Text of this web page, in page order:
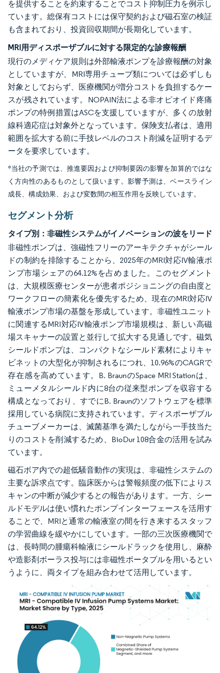
を提供することを約束することでコスト抑制圧力を例示し
ています。総保有コストには保守契約および磁石室の検証
も含まれており、投資回収期間が長期化しています。
MRI用ディスポーザブルに対する限定的な診療報酬
現行のメディケア規則は外部輸液ポンプを診療報酬の対象
としていますが、MRI専用チューブ類については必ずしも
対象としておらず、医療機関が増分コストを負担するケー
スが残されています。NOPAIN法による非オピオイド疼痛
ポンプの特例措置はASCを支援していますが、多くの放射
線科適応症は対象外となっています。保険支払者は、適用
範囲を拡大する前に手技レベルのコスト削減を証明するデ
ータを要求しています。
*当社の予測では、推進要因および抑制要因の影響を加算的ではな
く方向性のあるものとして扱います。影響予測は、ベースライン
成長、構成効果、および変数間の相互作用を反映しています。
セグメント分析
タイプ別：非磁性システムがイノベーションの波をリード
非磁性ポンプは、強磁性フリーのアーキテクチャがシール
ドの制約を排除することから、2025年のMRI対応IV輸液ポ
ンプ市場シェアの64.12%を占めました。このセグメント
は、大規模医療センターが患者ポジショニングの自由度と
ワークフローの簡素化を優先するため、現在のMRI対応IV
輸液ポンプ市場の基盤を形成しています。非磁性ユニット
に関連するMRI対応IV輸液ポンプ市場規模は、新しい高磁
場スキャナーの設置と並行して拡大する見通しです。磁気
シールドポンプは、コンパクトなシールド素材によりキャ
ビネットの大型化が抑制されるにつれ、10.96%のCAGRで
存在感を高めています。B. BraunのSpace MRI Stationは、
ミューメタルシールド内に8台の従来型ポンプを収容する
構成となっており、すでにB. Braunのソフトウェアを標準
採用している病院に支持されています。ディスポーザブル
チューブメーカーは、滅菌基準を満たしながら一手技当た
りのコストを削減するため、BioDur 108合金の活用を試み
ています。
磁石ボア内での超低騒音動作の実現は、非磁性システムの
主要な訴求点です。臨床医からは警報頻度の低下によりス
キャンの中断が減少するとの報告があります。一方、シー
ルドモデルは使い慣れたポンプインターフェースを活用す
ることで、MRIと通常の輸液室の間を行き来するスタッフ
の学習曲線を緩やかにしています。一部の三次医療機関で
は、長時間の腫瘍科輸液にシールドラックを使用し、麻酔
や造影剤ボーラス投与には非磁性ポータブルを用いるとい
うように、両タイプを組み合わせて活用しています。